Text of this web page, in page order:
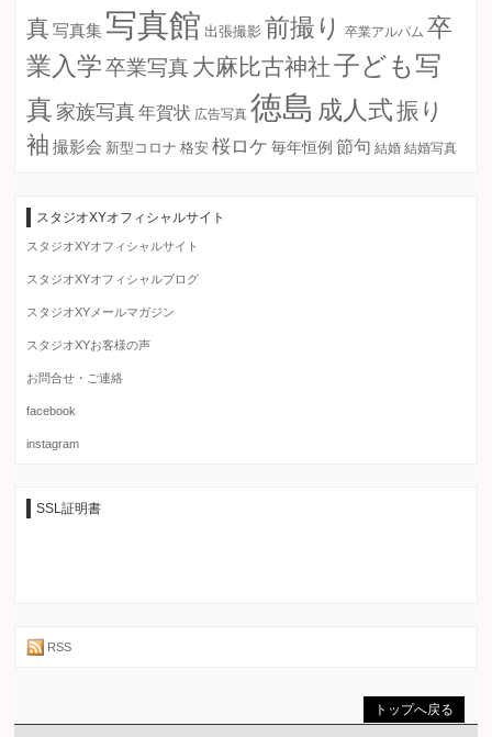
真 写真集 写真館 出張撮影 前撮り 卒業アルパム 卒
業入学 卒業写真大麻比古神社子ども写
真 家族写真年賀状 広告写真 徳島 成人式振り
袖 撮影会 新型コロナ 格安 桜ロケ 毎年恒例 節句 結婚 結婚写真
スタジオXYオフィシャルサイト
スタジオXYオフィシャルサイト
スタジオXYオフィシャルブログ
スタジオXYメールマガジン
スタジオXYお客様の声
お問合せ・ご連絡
facebook
instagram
SSL証明書
RSS
トップへ戻る